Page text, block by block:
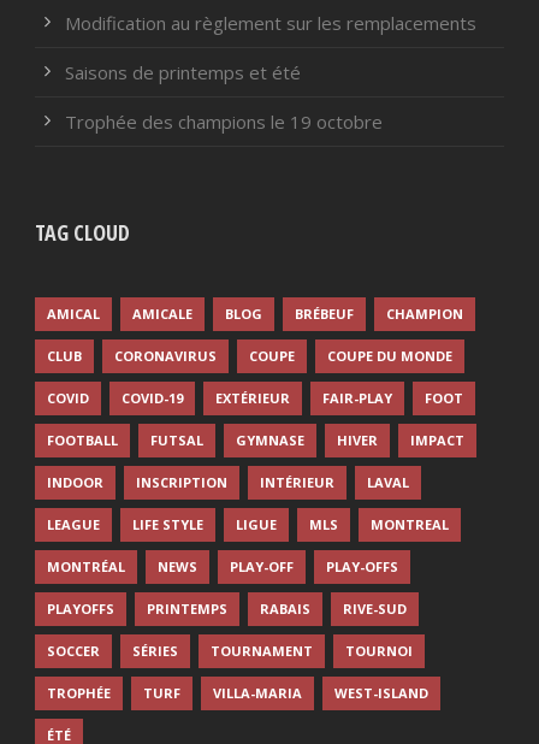
Modification au règlement sur les remplacements
Saisons de printemps et été
Trophée des champions le 19 octobre
TAG CLOUD
AMICAL AMICALE BLOG BRÉBEUF CHAMPION
CLUB CORONAVIRUS COUPE COUPE DU MONDE
COVID COVID-19 EXTÉRIEUR FAIR-PLAY FOOT
FOOTBALL FUTSAL GYMNASE HIVER IMPACT
INDOOR INSCRIPTION INTÉRIEUR LAVAL
LEAGUE LIFE STYLE LIGUE MLS MONTREAL
MONTRÉAL NEWS PLAY-OFF PLAY-OFFS
PLAYOFFS PRINTEMPS RABAIS RIVE-SUD
SOCCER SÉRIES TOURNAMENT TOURNOI
TROPHÉE TURF VILLA-MARIA WEST-ISLAND
ÉTÉ